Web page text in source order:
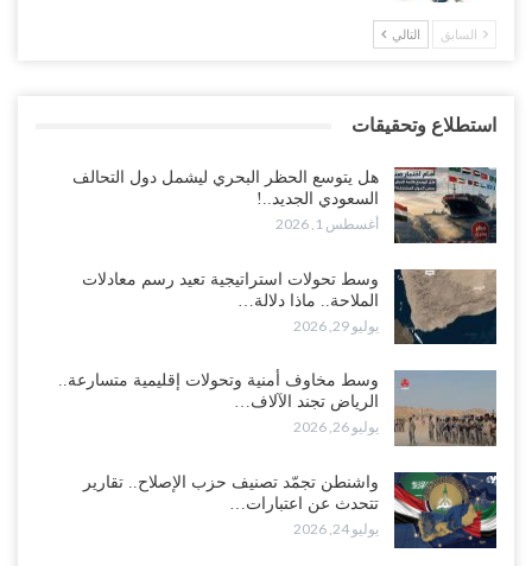
السابق التالي
استطلاع وتحقيقات
هل يتوسع الحظر البحري ليشمل دول التحالف
السعودي الجديد..!
أغسطس 1, 2026
وسط تحولات استراتيجية تعيد رسم معادلات
الملاحة.. ماذا دلالة…
يوليو 29, 2026
وسط مخاوف أمنية وتحولات إقليمية متسارعة..
الرياض تجند الآلاف…
يوليو 26, 2026
واشنطن تجمّد تصنيف حزب الإصلاح.. تقارير
تتحدث عن اعتبارات…
يوليو 24, 2026